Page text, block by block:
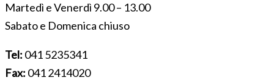
Martedì e Venerdì 9.00 – 13.00
Sabato e Domenica chiuso
Tel: 041 5235341
Fax: 041 2414020